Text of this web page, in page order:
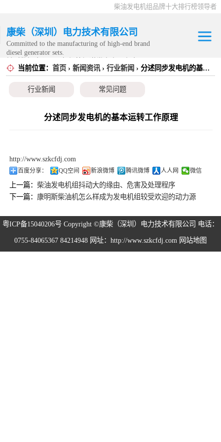
柴油发电机组品牌十大排行榜领导者
康柴（深圳）电力技术有限公司
Committed to the manufacturing of high-end brand
diesel generator sets.
务范围内。
当前位置： 首页 › 新闻资讯› 行业新闻 › 分述同步发电机的基本运转工作原理
行业新闻 常见问题
分述同步发电机的基本运转工作原理
http://www.szkcfdj.com
百度分享： QQ空间 新浪微博 腾讯微博 人人网 微信
上一篇：柴油发电机组抖动大的缘由、危害及处理程序
下一篇： 康明斯柴油机怎么样成为发电机组较受欢迎的动力源
粤ICP备15040206号 Copyright ©康柴（深圳）电力技术有限公司 电话：
0755-84065367 84214948 网址：http://www.szkcfdj.com 网站地图
康明斯发电机组
静音发电机组
移动发电机组
发电机租赁
CPG原厂整机